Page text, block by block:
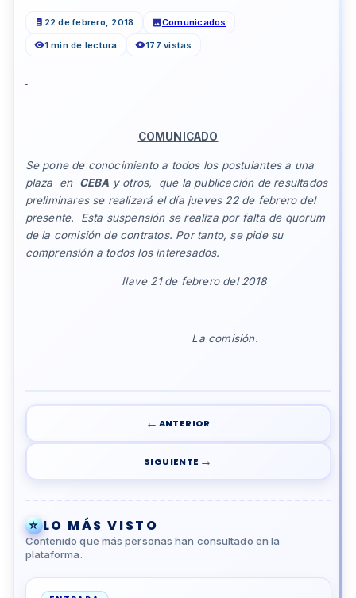
22 de febrero, 2018 Comunicados
1 min de lectura 177 vistas
COMUNICADO
Se pone de conocimiento a todos los postulantes a una
plaza en CEBA y otros, que la publicación de resultados
preliminares se realizará el día jueves 22 de febrero del
presente. Esta suspensión se realiza por falta de quorum
de la comisión de contratos. Por tanto, se pide su
comprensión a todos los interesados.
Ilave 21 de febrero del 2018
La comisión.
← ANTERIOR
SIGUIENTE →
⭐LO MÁS VISTO
Contenido que más personas han consultado en la
plataforma.